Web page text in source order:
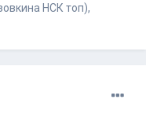
НСК топ),